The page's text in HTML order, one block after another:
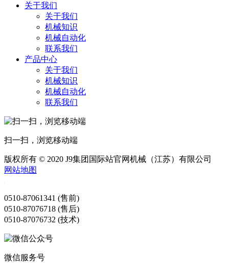
关于我们
关于我们
机械知识
机械自动化
联系我们
产品中心
关于我们
机械知识
机械自动化
联系我们
扫一扫，浏览移动端
版权所有 © 2020 J9集团国际站官网机械（江苏）有限公司
网站地图
0510-87061341 (售前)
0510-87076718 (售后)
0510-87076732 (技术)
微信服务号